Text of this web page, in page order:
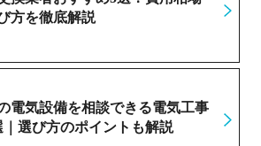
方を徹底解説
電気設備を相談できる電気工事
選び方のポイントも解説